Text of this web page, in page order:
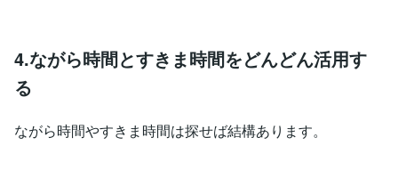
4.ながら時間とすきま時間をどんどん活用す
る
ながら時間やすきま時間は探せば結構あります。